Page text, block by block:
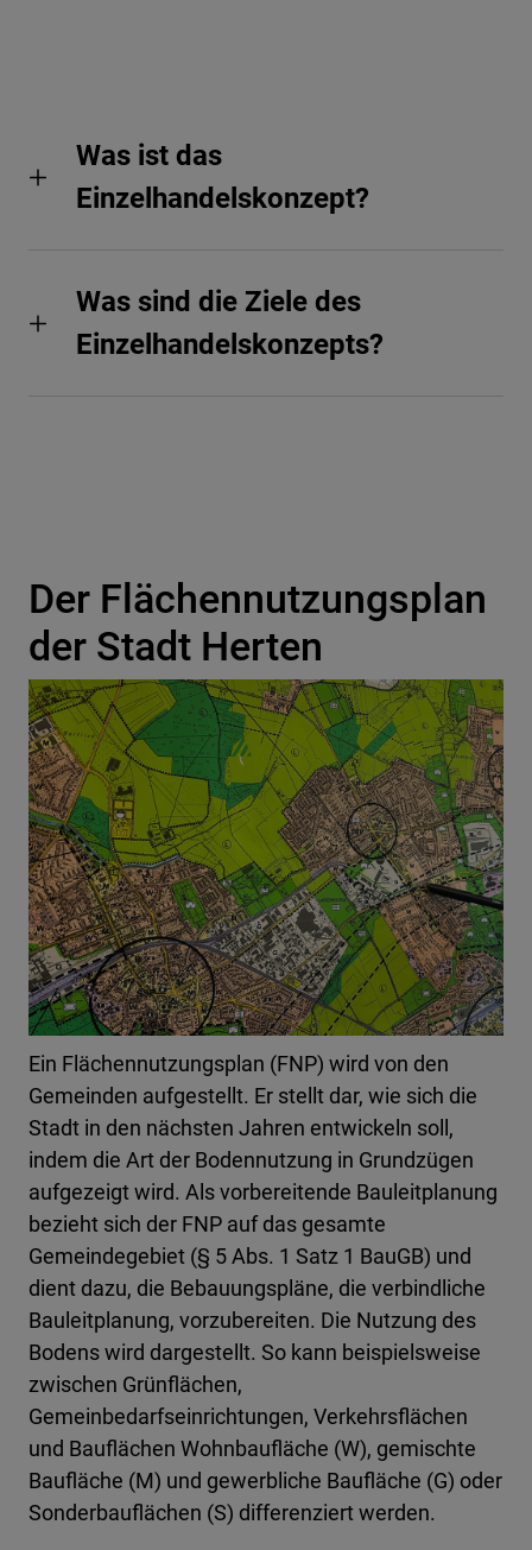
Was ist das
Einzelhandelskonzept?
Was sind die Ziele des
Einzelhandelskonzepts?
Der Flächennutzungsplan
der Stadt Herten
Ein Flächennutzungsplan (FNP) wird von den
Gemeinden aufgestellt. Er stellt dar, wie sich die
Stadt in den nächsten Jahren entwickeln soll,
indem die Art der Bodennutzung in Grundzügen
aufgezeigt wird. Als vorbereitende Bauleitplanung
bezieht sich der FNP auf das gesamte
Gemeindegebiet (§ 5 Abs. 1 Satz 1 BauGB) und
dient dazu, die Bebauungspläne, die verbindliche
Bauleitplanung, vorzubereiten. Die Nutzung des
Bodens wird dargestellt. So kann beispielsweise
zwischen Grünflächen,
Gemeinbedarfseinrichtungen, Verkehrsflächen
und Bauflächen Wohnbaufläche (W), gemischte
Baufläche (M) und gewerbliche Baufläche (G) oder
Sonderbauflächen (S) differenziert werden.